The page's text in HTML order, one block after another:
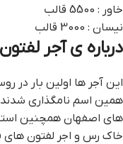
خاور : 5500 قالب
نیسان : 3000 قالب
درباره ی آجر لفتون
این آجر ها اولین بار در
همین اسم نامگذاری شدند
های اصفهان همچنین
خاک رس و اجر لفتون های